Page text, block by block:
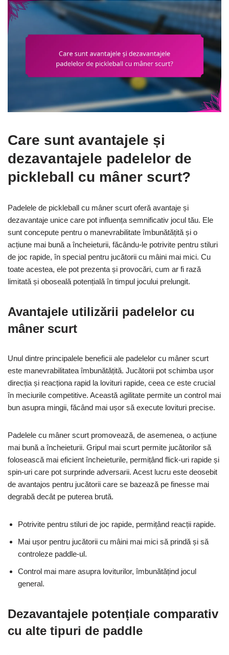
Care sunt avantajele și
dezavantajele padelelor de
pickleball cu mâner scurt?
Padelele de pickleball cu mâner scurt oferă avantaje și
dezavantaje unice care pot influența semnificativ jocul tău. Ele
sunt concepute pentru o manevrabilitate îmbunătățită și o
acțiune mai bună a încheieturii, făcându-le potrivite pentru stiluri
de joc rapide, în special pentru jucătorii cu mâini mai mici. Cu
toate acestea, ele pot prezenta și provocări, cum ar fi rază
limitată și oboseală potențială în timpul jocului prelungit.
Avantajele utilizării padelelor cu
mâner scurt
Unul dintre principalele beneficii ale padelelor cu mâner scurt
este manevrabilitatea îmbunătățită. Jucătorii pot schimba ușor
direcția și reacționa rapid la lovituri rapide, ceea ce este crucial
în meciurile competitive. Această agilitate permite un control mai
bun asupra mingii, făcând mai ușor să execute lovituri precise.
Padelele cu mâner scurt promovează, de asemenea, o acțiune
mai bună a încheieturii. Gripul mai scurt permite jucătorilor să
folosească mai eficient încheieturile, permițând flick-uri rapide și
spin-uri care pot surprinde adversarii. Acest lucru este deosebit
de avantajos pentru jucătorii care se bazează pe finesse mai
degrabă decât pe puterea brută.
Potrivite pentru stiluri de joc rapide, permițând reacții rapide.
Mai ușor pentru jucătorii cu mâini mai mici să prindă și să
controleze paddle-ul.
Control mai mare asupra loviturilor, îmbunătățind jocul
general.
Dezavantajele potențiale comparativ
cu alte tipuri de paddle